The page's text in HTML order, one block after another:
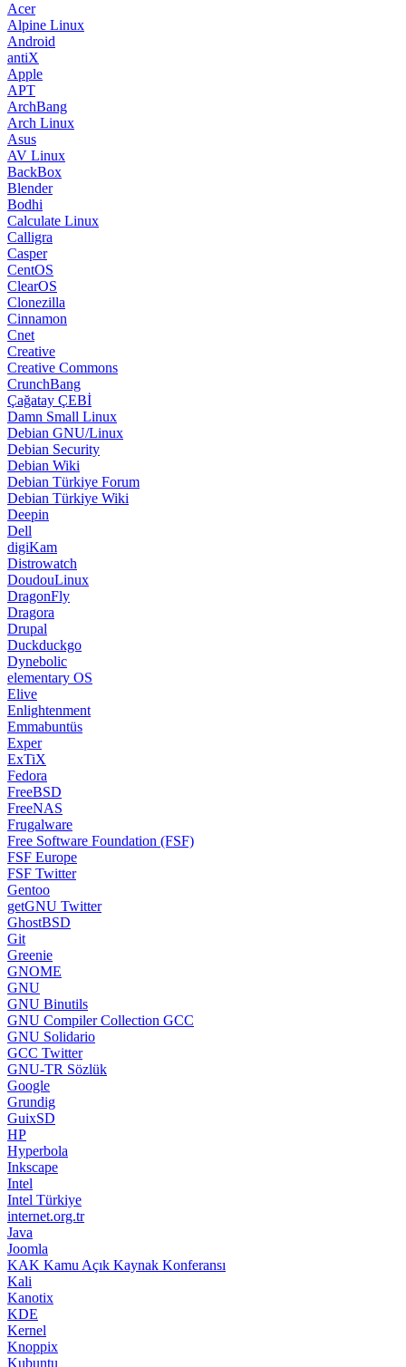
Acer
Alpine Linux
Android
antiX
Apple
APT
ArchBang
Arch Linux
Asus
AV Linux
BackBox
Blender
Bodhi
Calculate Linux
Calligra
Casper
CentOS
ClearOS
Clonezilla
Cinnamon
Cnet
Creative
Creative Commons
CrunchBang
Çağatay ÇEBİ
Damn Small Linux
Debian GNU/Linux
Debian Security
Debian Wiki
Debian Türkiye Forum
Debian Türkiye Wiki
Deepin
Dell
digiKam
Distrowatch
DoudouLinux
DragonFly
Dragora
Drupal
Duckduckgo
Dynebolic
elementary OS
Elive
Enlightenment
Emmabuntüs
Exper
ExTiX
Fedora
FreeBSD
FreeNAS
Frugalware
Free Software Foundation (FSF)
FSF Europe
FSF Twitter
Gentoo
getGNU Twitter
GhostBSD
Git
Greenie
GNOME
GNU
GNU Binutils
GNU Compiler Collection GCC
GNU Solidario
GCC Twitter
GNU-TR Sözlük
Google
Grundig
GuixSD
HP
Hyperbola
Inkscape
Intel
Intel Türkiye
internet.org.tr
Java
Joomla
KAK Kamu Açık Kaynak Konferansı
Kali
Kanotix
KDE
Kernel
Knoppix
Kubuntu